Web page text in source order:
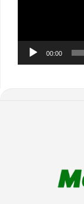
00:00